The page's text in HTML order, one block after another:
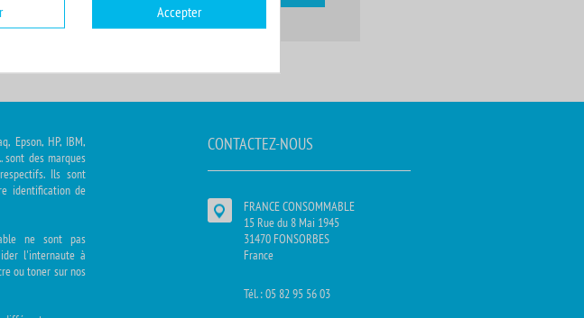
Epson, HP, IBM,
sont des marques
Ils sont
identification de
ne sont pas
l'internaute à
ou toner sur nos
CONTACTEZ-NOUS
FRANCE CONSOMMABLE
15 Rue du 8 Mai 1945
31470 FONSORBES
France
Tél. : 05 82 95 56 03
Accepter